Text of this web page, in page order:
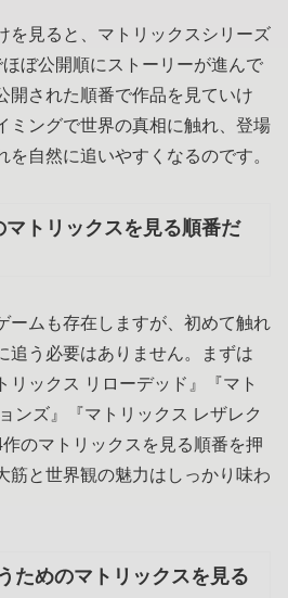
を見ると、マトリックスシリーズ
ぼ公開順にストーリーが進んで
開された順番で作品を見ていけ
ミングで世界の真相に触れ、登場
を自然に追いやすくなるのです。
トリックスを見る順番だ
ームも存在しますが、初めて触れ
追う必要はありません。まずは
リックス リローデッド』『マト
ンズ』『マトリックス レザレク
のマトリックスを見る順番を押
筋と世界観の魅力はしっかり味わ
ためのマトリックスを見る